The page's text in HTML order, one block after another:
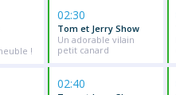
!
02:30
Tom et Jerry Show
Un adorable vilain
petit canard
02:40